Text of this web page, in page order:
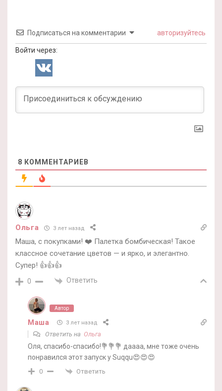
Подписаться на комментарии авторизуйтесь
Войти через:
8 КОММЕНТАРИЕВ
Ольга 3 лет назад
Маша, с покупками! ❤️ Палетка бомбическая! Такое
классное сочетание цветов — и ярко, и элегантно.
Супер! 👍👍👍
0 Ответить
Автор
Маша 3 лет назад
Ответить на Ольга
Оля, спасибо-спасибо!💐💐💐 даааа, мне тоже очень
понравился этот запуск у Suqqu😍😍😍
0 Ответить